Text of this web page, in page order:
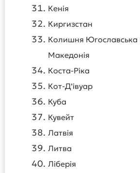
Кенія
Киргизстан
Колишня Югославська
Македонія
Коста-Ріка
Кот-Д’івуар
Куба
Кувейт
Латвія
Литва
Ліберія